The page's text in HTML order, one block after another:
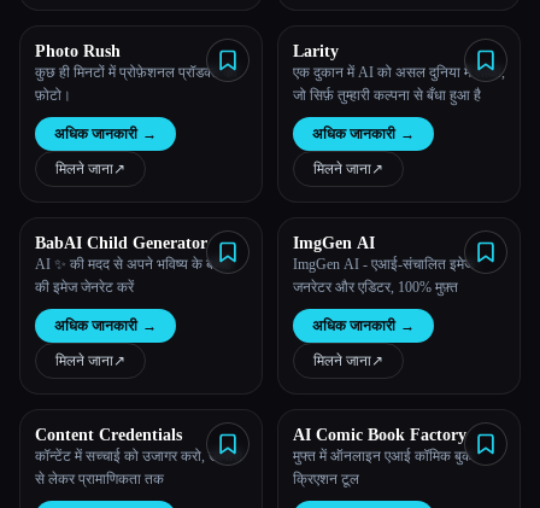
Photo Rush
कुछ ही मिनटों में प्रोफ़ेशनल प्रॉडक्ट की
फ़ोटो।
अधिक जानकारी →
मिलने जाना↗︎
Larity
एक दुकान में AI को असल दुनिया में लाओ,
जो सिर्फ़ तुम्हारी कल्पना से बँधा हुआ है
अधिक जानकारी →
मिलने जाना↗︎
BabAI Child Generator
AI ✨ की मदद से अपने भविष्य के बच्चों
की इमेज जेनरेट करें
अधिक जानकारी →
मिलने जाना↗︎
ImgGen AI
ImgGen AI - एआई-संचालित इमेज
जनरेटर और एडिटर, 100% मुफ़्त
अधिक जानकारी →
मिलने जाना↗︎
Content Credentials
कॉन्टेंट में सच्चाई को उजागर करो, उत्पत्ति
से लेकर प्रामाणिकता तक
AI Comic Book Factory
मुफ्त में ऑनलाइन एआई कॉमिक बुक
क्रिएशन टूल